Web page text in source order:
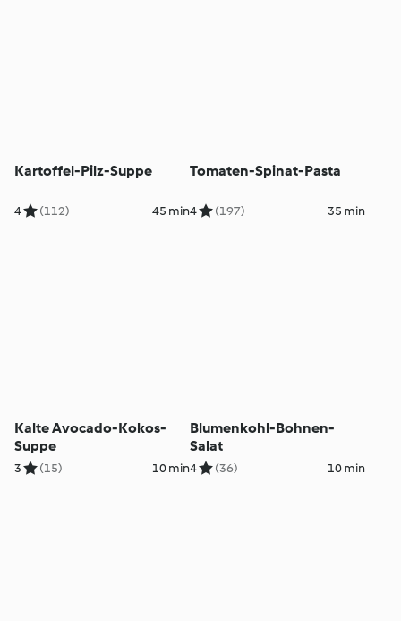
Kartoffel-Pilz-Suppe
4 (112) 45 min
Tomaten-Spinat-Pasta
4 (197) 35 min
Kalte Avocado-Kokos-
Suppe
3 (15) 10 min
Blumenkohl-Bohnen-
Salat
4 (36) 10 min